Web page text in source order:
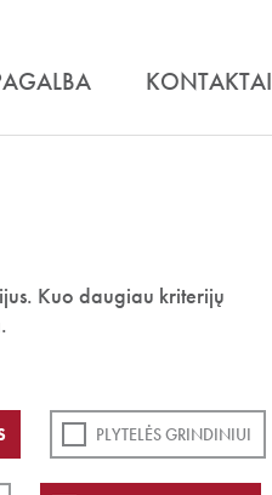
KONTAKTAI
Kuo daugiau kriterijų
PLYTELĖS GRINDINIUI